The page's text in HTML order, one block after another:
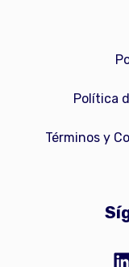
Política
Términos y